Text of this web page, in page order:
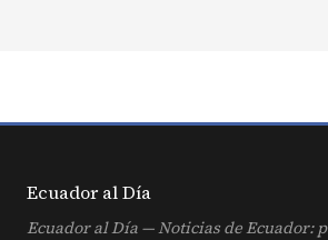
Ecuador alDía
Ecuador al Día — Noticias de Ecuador: